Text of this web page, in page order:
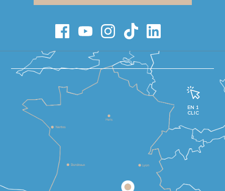
EN 1
CLIC